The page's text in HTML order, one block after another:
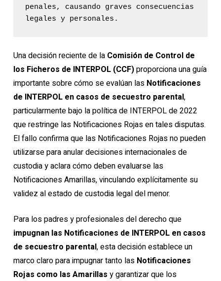
penales, causando graves consecuencias
legales y personales.
Una decisión reciente de la Comisión de Control de
los Ficheros de INTERPOL (CCF)proporciona una guía
importante sobre cómo se evalúan las Notificaciones
de INTERPOL en casos de secuestro parental,
particularmente bajo la política de INTERPOL de 2022
que restringe las Notificaciones Rojas en tales disputas.
El fallo confirma que las Notificaciones Rojas no pueden
utilizarse para anular decisiones internacionales de
custodia y aclara cómo deben evaluarse las
Notificaciones Amarillas, vinculando explícitamente su
validez al estado de custodia legal del menor.
Para los padres y profesionales del derecho que
impugnan las Notificaciones de INTERPOL en casos
de secuestro parental, esta decisión establece un
marco claro para impugnar tanto las Notificaciones
Rojas como las Amarillas y garantizar que los